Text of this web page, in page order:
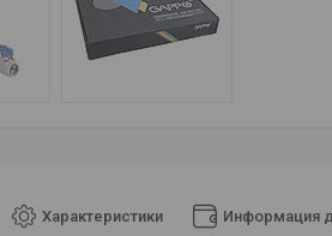
Характеристики Информация